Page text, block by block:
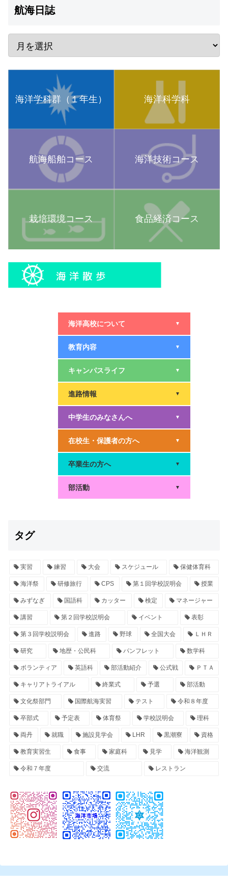
航海日誌
海洋学科群（１年生） 海洋科学科
航海船舶コース 海洋技術コース
栽培環境コース 食品経済コース
海洋高校について ▼
教育内容 ▼
キャンパスライフ ▼
進路情報 ▼
中学生のみなさんへ ▼
在校生・保護者の方へ ▼
卒業生の方へ ▼
部活動 ▼
タグ
実習 練習 大会 スケジュール 保健体育科
海洋祭 研修旅行 CPS 第１回学校説明会 授業
みずなぎ 国語科 カッター 検定 マネージャー
講習 第２回学校説明会 イベント 表彰
第３回学校説明会 進路 野球 全国大会 ＬＨＲ
研究 地歴・公民科 パンフレット 数学科
ボランティア 英語科 部活動紹介 公式戦 ＰＴＡ
キャリアトライアル 終業式 予選 部活動
文化祭部門 国際航海実習 テスト 令和８年度
卒部式 予定表 体育祭 学校説明会 理科
両丹 就職 施設見学会 LHR 黒潮寮 資格
教育実習生 食事 家庭科 見学 海洋観測
令和７年度 交流 レストラン